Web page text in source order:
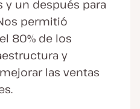
y un después para
permitió
80% de los
y
las ventas